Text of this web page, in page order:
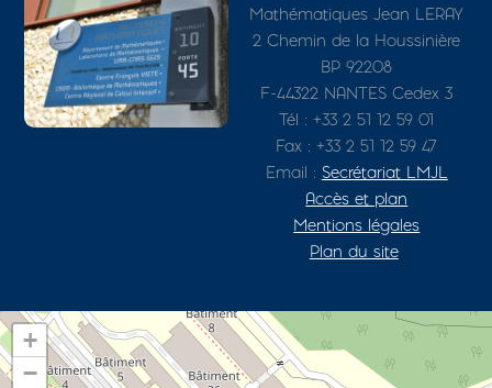
Mathématiques Jean LERAY
2 Chemin de la Houssinière
BP 92208
F-44322 NANTES Cedex 3
Tél : +33 2 51 12 59 01
Fax : +33 2 51 12 59 47
Email : Secrétariat LMJL
Accès et plan
Mentions légales
Plan du site
+
−